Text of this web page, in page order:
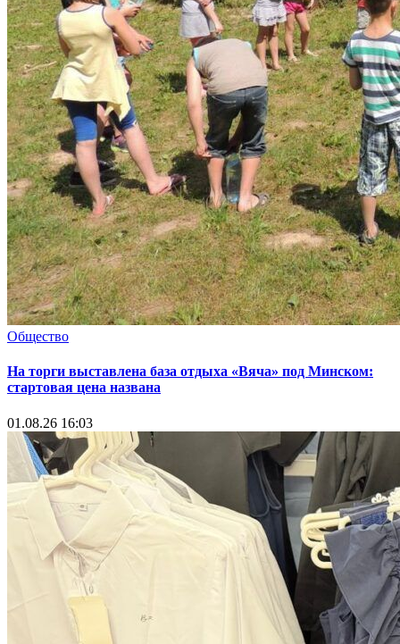
Общество
На торги выставлена база отдыха «Вяча» под Минском:
стартовая цена названа
01.08.26 16:03